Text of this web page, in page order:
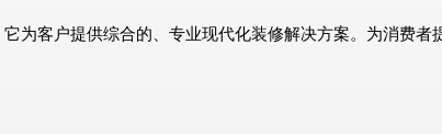
为客户提供综合的、专业现代化装修解决方案。为消费